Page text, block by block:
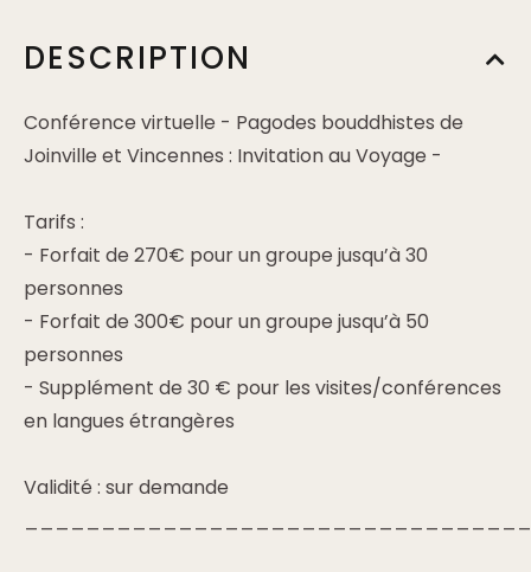
DESCRIPTION
Conférence virtuelle - Pagodes bouddhistes de
Joinville et Vincennes : Invitation au Voyage -
Tarifs :
- Forfait de 270€ pour un groupe jusqu’à 30
personnes
- Forfait de 300€ pour un groupe jusqu’à 50
personnes
- Supplément de 30 € pour les visites/conférences
en langues étrangères
Validité : sur demande